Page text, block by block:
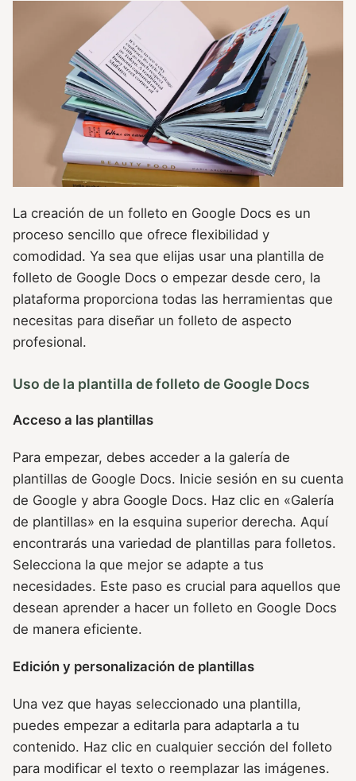
La creación de un folleto en Google Docs es un
proceso sencillo que ofrece flexibilidad y
comodidad. Ya sea que elijas usar una plantilla de
folleto de Google Docs o empezar desde cero, la
plataforma proporciona todas las herramientas que
necesitas para diseñar un folleto de aspecto
profesional.
Uso de la plantilla de folleto de Google Docs
Acceso a las plantillas
Para empezar, debes acceder a la galería de
plantillas de Google Docs. Inicie sesión en su cuenta
de Google y abra Google Docs. Haz clic en «Galería
de plantillas» en la esquina superior derecha. Aquí
encontrarás una variedad de plantillas para folletos.
Selecciona la que mejor se adapte a tus
necesidades. Este paso es crucial para aquellos que
desean aprender a hacer un folleto en Google Docs
de manera eficiente.
Edición y personalización de plantillas
Una vez que hayas seleccionado una plantilla,
puedes empezar a editarla para adaptarla a tu
contenido. Haz clic en cualquier sección del folleto
para modificar el texto o reemplazar las imágenes.